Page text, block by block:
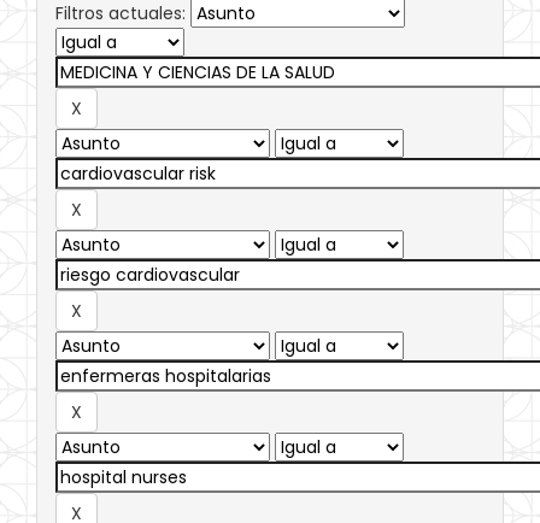
Filtros actuales: